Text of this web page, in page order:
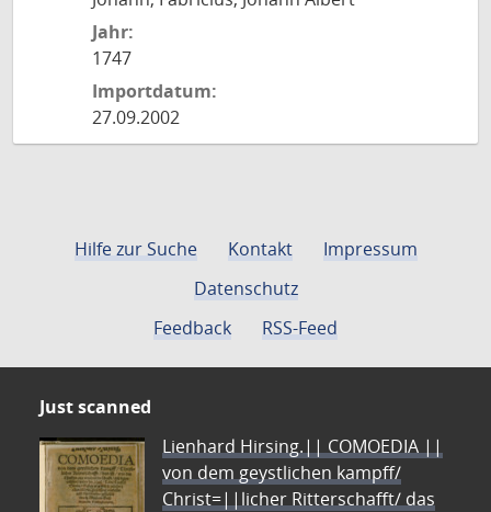
Jahr:
1747
Importdatum:
27.09.2002
Hilfe zur Suche Kontakt
Impressum
Datenschutz
Feedback
RSS-Feed
Just scanned
Lienhard Hirsing.|| COMOEDIA ||
von dem geystlichen kampff/
Christ=||licher Ritterschafft/ das